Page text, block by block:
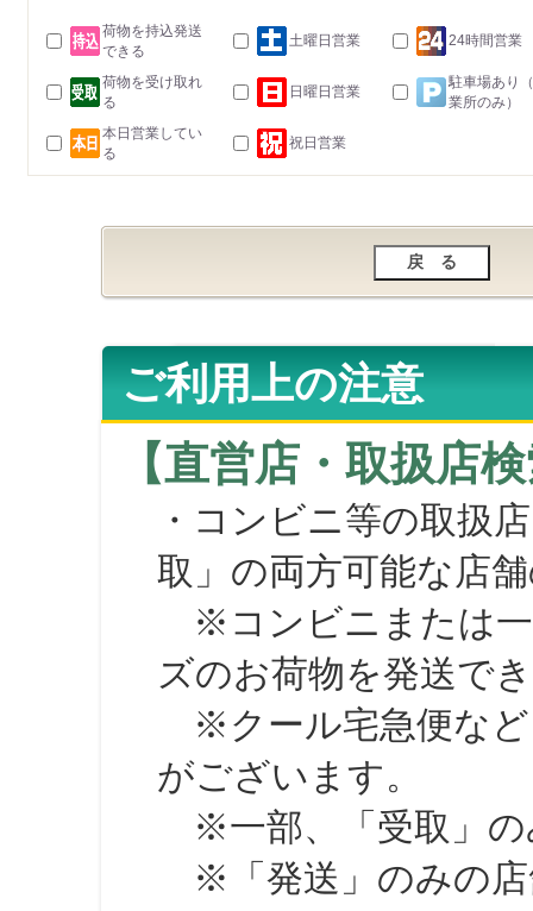
荷物を持込発送
できる
土曜日営業 24時間営業
荷物を受け取れ
る
日曜日営業
駐車場あり
業所のみ）
本日営業してい
る
祝日営業
ご利用上の注意
【直営店・取扱店
・コンビニ等の取扱
取」の両方可能な店
※コンビニまたは一
ズのお荷物を発送で
※クール宅急便など
がございます。
※一部、「受取」の
※「発送」のみの店